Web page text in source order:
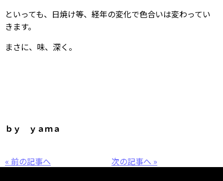
といっても、日焼け等、経年の変化で色合いは変わってい
きます。
まさに、味、深く。
ｂｙ ｙａｍａ
« 前の記事へ 次の記事へ »